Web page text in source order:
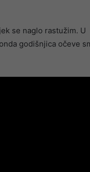
se naglo rastužim. U
godišnjica očeve